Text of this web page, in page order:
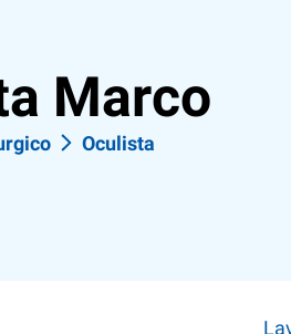
Marco
Oculista